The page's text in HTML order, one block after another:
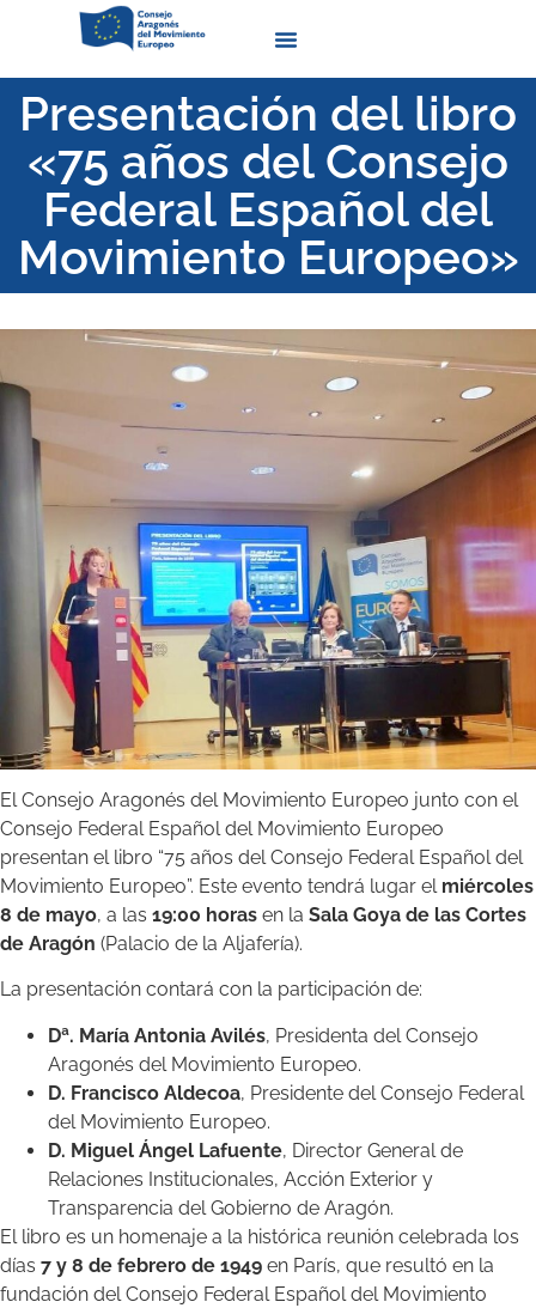
Presentación del libro
«75 años del Consejo
Federal Español del
Movimiento Europeo»
El Consejo Aragonés del Movimiento Europeo junto con el
Consejo Federal Español del Movimiento Europeo
presentan el libro “75 años del Consejo Federal Español del
Movimiento Europeo”. Este evento tendrá lugar el miércoles
8 de mayo, a las 19:00 horas en la Sala Goya de las Cortes
de Aragón (Palacio de la Aljafería).
La presentación contará con la participación de:
Dª. María Antonia Avilés, Presidenta del Consejo
Aragonés del Movimiento Europeo.
D. Francisco Aldecoa, Presidente del Consejo Federal
del Movimiento Europeo.
D. Miguel Ángel Lafuente, Director General de
Relaciones Institucionales, Acción Exterior y
Transparencia del Gobierno de Aragón.
El libro es un homenaje a la histórica reunión celebrada los
días 7 y 8 de febrero de 1949 en París, que resultó en la
fundación del Consejo Federal Español del Movimiento